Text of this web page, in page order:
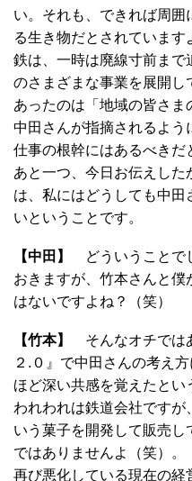
い。それも、できれば周囲
る生き物だとされていま
鉄は、一時は廃線寸前ま
のさまざまな事業を展開し
あったのは「地域の皆さま
中田さんが指摘されるよ
仕事の根幹にはあるべきだ
あと一つ、今日お伝えし
は、私にはどうしても中
いということです。
【中田】
どういうことで
おきますが、竹本さんと
はないですよね？（笑）
【竹本】
そんなオチでは
２.０』で中田さんの考え
ほど深い共感を覚えたとい
われわれは鉄道会社ですが
いう菓子を開発して販売
ではありませんよ（笑）
再び悪化している現在の経